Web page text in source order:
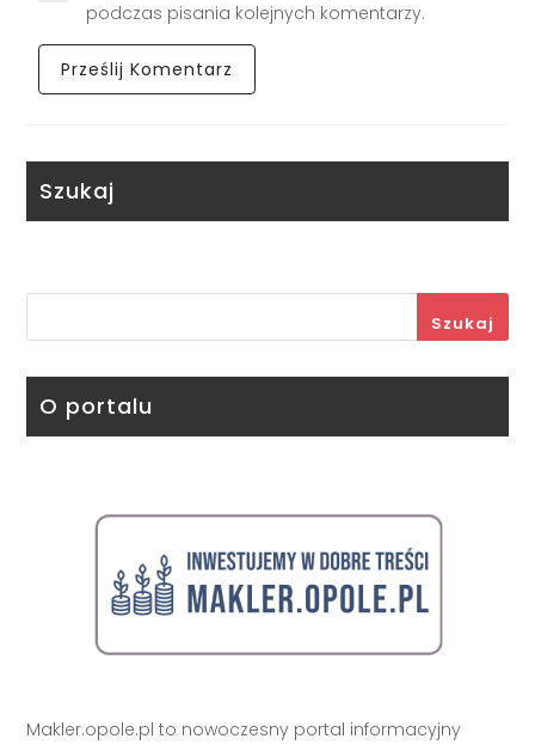
podczas pisania kolejnych komentarzy.
Szukaj
Szukaj
O portalu
Makler.opole.pl to nowoczesny portal informacyjny